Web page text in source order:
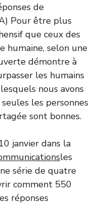
de
Pour être plus
que ceux des
humaine, selon une
démontre à
les humains
nous avons
les personnes
sont bonnes.
janvier dans la
les
série de quatre
comment 550
réponses